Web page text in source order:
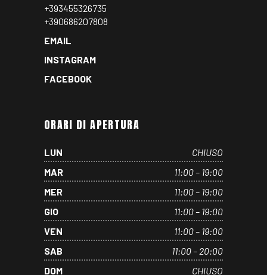
+393455326735
+390686207808
EMAIL
INSTAGRAM
FACEBOOK
ORARI DI APERTURA
LUN
CHIUSO
MAR
11:00 – 19:00
MER
11:00 – 19:00
GIO
11:00 – 19:00
VEN
11:00 – 19:00
SAB
11:00 – 20:00
DOM
CHIUSO